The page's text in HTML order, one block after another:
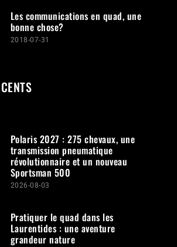
Les communications en quad, une
bonne chose?
2018-07-31
Polaris 2027 : 275 chevaux, une
transmission pneumatique
révolutionnaire et un nouveau
Sportsman 500
2026-08-03
Pratiquer le quad dans les
Laurentides : une aventure
grandeur nature